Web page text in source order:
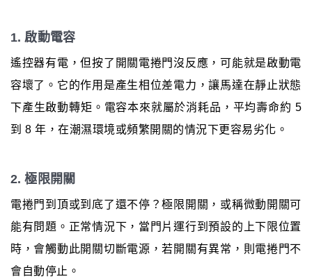
1. 啟動電容
遙控器有電，但按了開關電捲門沒反應，可能就是啟動電
容壞了。它的作用是產生相位差電力，讓馬達在靜止狀態
下產生啟動轉矩。電容本來就屬於消耗品，平均壽命約 5
到 8 年，在潮濕環境或頻繁開關的情況下更容易劣化。
2. 極限開關
電捲門到頂或到底了還不停？極限開關，或稱微動開關可
能有問題。正常情況下，當門片運行到預設的上下限位置
時，會觸動此開關切斷電源，若開關有異常，則電捲門不
會自動停止。